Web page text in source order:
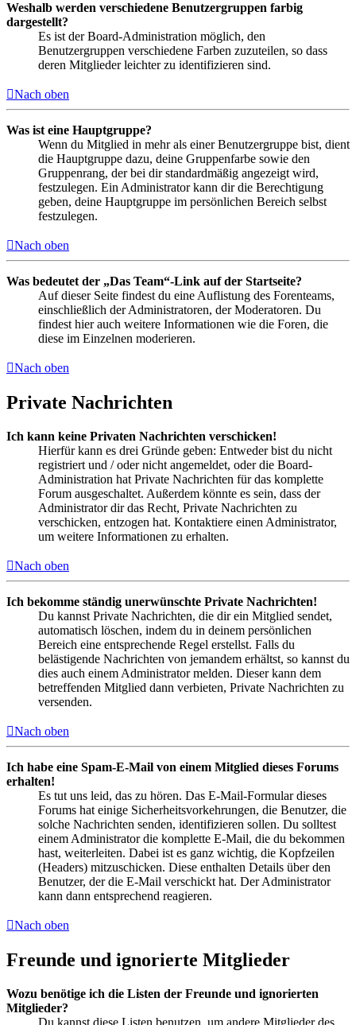
Weshalb werden verschiedene Benutzergruppen farbig
dargestellt?
Es ist der Board-Administration möglich, den
Benutzergruppen verschiedene Farben zuzuteilen, so dass
deren Mitglieder leichter zu identifizieren sind.
Nach oben
Was ist eine Hauptgruppe?
Wenn du Mitglied in mehr als einer Benutzergruppe bist, dient
die Hauptgruppe dazu, deine Gruppenfarbe sowie den
Gruppenrang, der bei dir standardmäßig angezeigt wird,
festzulegen. Ein Administrator kann dir die Berechtigung
geben, deine Hauptgruppe im persönlichen Bereich selbst
festzulegen.
Nach oben
Was bedeutet der „Das Team“-Link auf der Startseite?
Auf dieser Seite findest du eine Auflistung des Forenteams,
einschließlich der Administratoren, der Moderatoren. Du
findest hier auch weitere Informationen wie die Foren, die
diese im Einzelnen moderieren.
Nach oben
Private Nachrichten
Ich kann keine Privaten Nachrichten verschicken!
Hierfür kann es drei Gründe geben: Entweder bist du nicht
registriert und / oder nicht angemeldet, oder die Board-
Administration hat Private Nachrichten für das komplette
Forum ausgeschaltet. Außerdem könnte es sein, dass der
Administrator dir das Recht, Private Nachrichten zu
verschicken, entzogen hat. Kontaktiere einen Administrator,
um weitere Informationen zu erhalten.
Nach oben
Ich bekomme ständig unerwünschte Private Nachrichten!
Du kannst Private Nachrichten, die dir ein Mitglied sendet,
automatisch löschen, indem du in deinem persönlichen
Bereich eine entsprechende Regel erstellst. Falls du
belästigende Nachrichten von jemandem erhältst, so kannst du
dies auch einem Administrator melden. Dieser kann dem
betreffenden Mitglied dann verbieten, Private Nachrichten zu
versenden.
Nach oben
Ich habe eine Spam-E-Mail von einem Mitglied dieses Forums
erhalten!
Es tut uns leid, das zu hören. Das E-Mail-Formular dieses
Forums hat einige Sicherheitsvorkehrungen, die Benutzer, die
solche Nachrichten senden, identifizieren sollen. Du solltest
einem Administrator die komplette E-Mail, die du bekommen
hast, weiterleiten. Dabei ist es ganz wichtig, die Kopfzeilen
(Headers) mitzuschicken. Diese enthalten Details über den
Benutzer, der die E-Mail verschickt hat. Der Administrator
kann dann entsprechend reagieren.
Nach oben
Freunde und ignorierte Mitglieder
Wozu benötige ich die Listen der Freunde und ignorierten
Mitglieder?
Du kannst diese Listen benutzen, um andere Mitglieder des